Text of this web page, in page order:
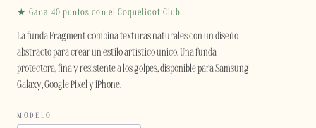
★ Gana 40 puntos con el Coquelicot Club
La funda Fragment combina texturas naturales con un diseño
abstracto para crear un estilo artístico único. Una funda
protectora, fina y resistente a los golpes, disponible para Samsung
Galaxy, Google Pixel y iPhone.
MODELO